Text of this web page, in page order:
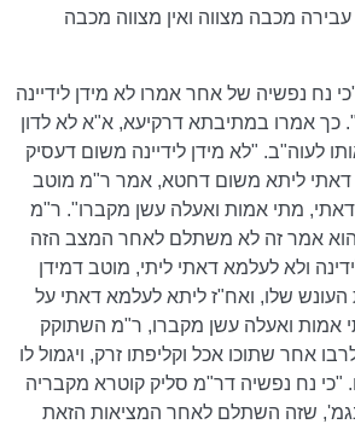
עבירה מכבה מצווה ואין מצווה מכבה
נח נפשיה של אחר אמרו לא מידן לידיינה
כך אמרו במתיבתא דרקיעא, א"א לא לדון
לעוה"ב. "לא מידן לידיינה משום דעסיק
דאתי ליתא משום דחטא, אמר ר"מ מוטב
דאתי, מתי אמות ואעלה עשן מקברו". ר"מ
אמר זה לא משתלם לאחר המצב הזה
ולא לעלמא דאתי ליתי, מוטב דמידן
העונש שלו, ואח"ז ליתא לעלמא דאתי על
אמות ואעלה עשן מקברו, ר"מ השתוקק
אחר שתוכו אכל וקליפתו זרק, ויגמול לו
"כי נח נפשיה דר"מ סליק קוטרא מקבריה
שזה השתלם לאחר המציאות הזאת